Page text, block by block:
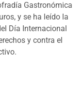
Gastronómica
y se ha leído la
Día Internacional
y contra el